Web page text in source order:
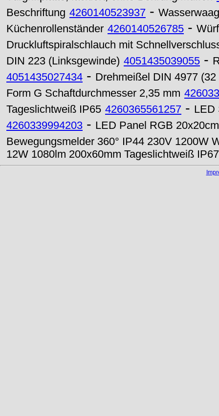
Beschriftung 4260140523937 -
Küchenrollenständer 4260140526785 -
Druckluftspiralschlauch mit
DIN 223 (Linksgewinde) 4051435039055 -
4051435027434 - Drehmeißel DIN 4977
Form G Schaftdurchmesser 2,35 mm
Tageslichtweiß IP65 4260365561257 - LED
4260339994203 - LED Panel RGB
Bewegungsmelder 360° IP44 230V 1200W
12W 1080lm 200x60mm Tageslichtweiß IP67